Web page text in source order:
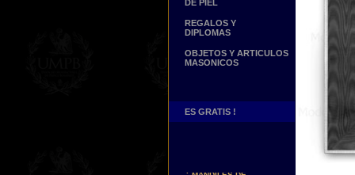
DE PIEL
REGALOS Y
DIPLOMAS
OBJETOS Y ARTICULOS
MASONICOS
ES GRATIS !